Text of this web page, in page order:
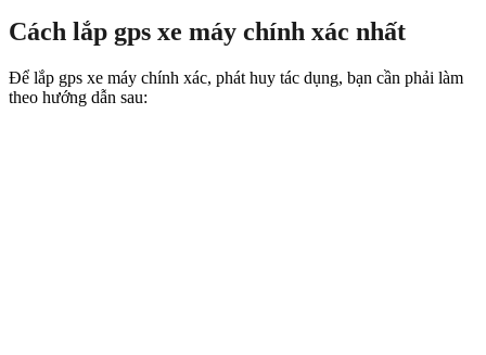
Cách lắp gps xe máy chính xác nhất
Để lắp gps xe máy chính xác, phát huy tác dụng, bạn cần phải làm
theo hướng dẫn sau: